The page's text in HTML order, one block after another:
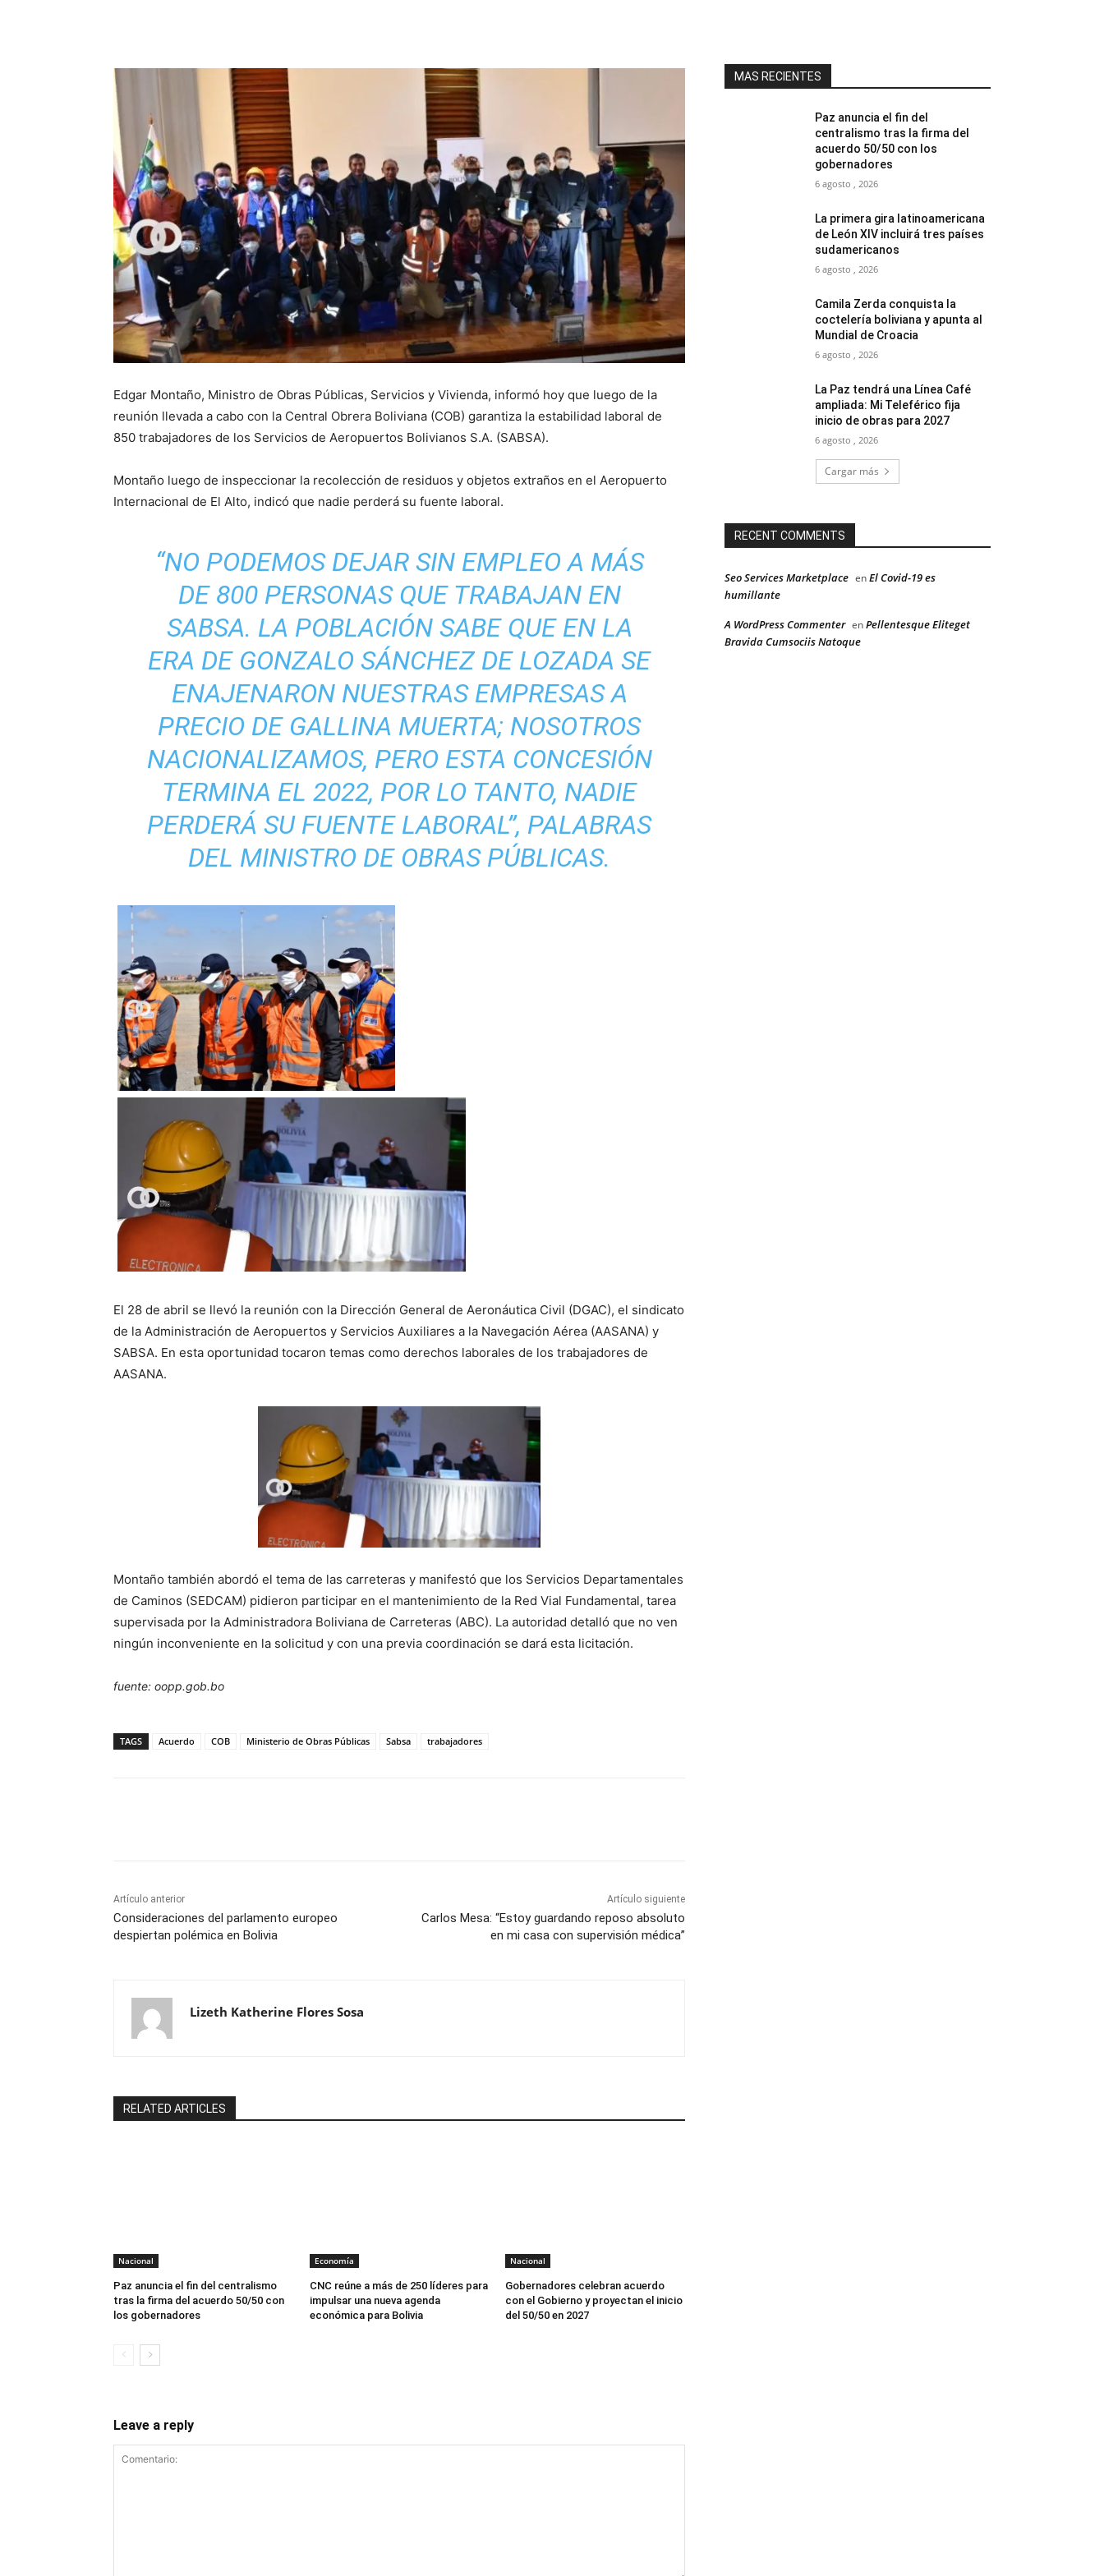
Edgar Montaño, Ministro de Obras Públicas, Servicios y Vivienda, informó hoy que luego de la
reunión llevada a cabo con la Central Obrera Boliviana (COB) garantiza la estabilidad laboral de
850 trabajadores de los Servicios de Aeropuertos Bolivianos S.A. (SABSA).
Montaño luego de inspeccionar la recolección de residuos y objetos extraños en el Aeropuerto
Internacional de El Alto, indicó que nadie perderá su fuente laboral.
“NO PODEMOS DEJAR SIN EMPLEO A MÁS
DE 800 PERSONAS QUE TRABAJAN EN
SABSA. LA POBLACIÓN SABE QUE EN LA
ERA DE GONZALO SÁNCHEZ DE LOZADA SE
ENAJENARON NUESTRAS EMPRESAS A
PRECIO DE GALLINA MUERTA; NOSOTROS
NACIONALIZAMOS, PERO ESTA CONCESIÓN
TERMINA EL 2022, POR LO TANTO, NADIE
PERDERÁ SU FUENTE LABORAL”, PALABRAS
DEL MINISTRO DE OBRAS PÚBLICAS.
El 28 de abril se llevó la reunión con la Dirección General de Aeronáutica Civil (DGAC), el sindicato
de la Administración de Aeropuertos y Servicios Auxiliares a la Navegación Aérea (AASANA) y
SABSA. En esta oportunidad tocaron temas como derechos laborales de los trabajadores de
AASANA.
Montaño también abordó el tema de las carreteras y manifestó que los Servicios Departamentales
de Caminos (SEDCAM) pidieron participar en el mantenimiento de la Red Vial Fundamental, tarea
supervisada por la Administradora Boliviana de Carreteras (ABC). La autoridad detalló que no ven
ningún inconveniente en la solicitud y con una previa coordinación se dará esta licitación.
fuente: oopp.gob.bo
TAGS Acuerdo COB Ministerio de Obras Públicas Sabsa trabajadores
Artículo anterior
Consideraciones del parlamento europeo
despiertan polémica en Bolivia
Artículo siguiente
Carlos Mesa: “Estoy guardando reposo absoluto
en mi casa con supervisión médica”
Lizeth Katherine Flores Sosa
RELATED ARTICLES
Nacional
Paz anuncia el fin del centralismo
tras la firma del acuerdo 50/50 con
los gobernadores
Economía
CNC reúne a más de 250 líderes para
impulsar una nueva agenda
económica para Bolivia
Nacional
Gobernadores celebran acuerdo
con el Gobierno y proyectan el inicio
del 50/50 en 2027
Leave a reply
MAS RECIENTES
Paz anuncia el fin del
centralismo tras la firma del
acuerdo 50/50 con los
gobernadores
6 agosto , 2026
La primera gira latinoamericana
de León XIV incluirá tres países
sudamericanos
6 agosto , 2026
Camila Zerda conquista la
coctelería boliviana y apunta al
Mundial de Croacia
6 agosto , 2026
La Paz tendrá una Línea Café
ampliada: Mi Teleférico fija
inicio de obras para 2027
6 agosto , 2026
Cargar más
RECENT COMMENTS
Seo Services Marketplace enEl Covid-19 es
humillante
A WordPress Commenter enPellentesque Eliteget
Bravida Cumsociis Natoque